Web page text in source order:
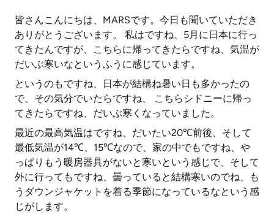
皆さんこんにちは、MARSです。今日も聞いていただき
ありがとうございます。 私はですね、5月に日本に行っ
てきたんですが、こちらに帰ってきたらですね、気温が
だいぶ寒いなというふうに感じています。
というのもですね、日本が結構ね暑い日も多かったの
で、その気分でいたらですね、 こちらシドニーに帰っ
てきたらですね、だいぶ寒くなっていました。
最近の最高気温はですね、だいたい20℃前後、そして
最低気温が14℃、15℃なので、家の中でもですね、や
っぱりもう暖房器具がないと寒いという感じで、そして
外に行ってもですね、曇っていると結構寒いのでね、も
うダウンジャケットを着る季節になっているなという感
じがします。